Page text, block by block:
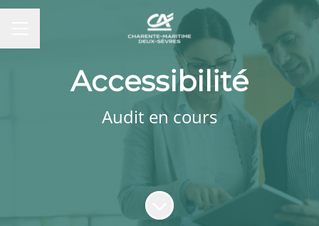
Accessibilité
Audit en cours
Faire défiler jusqu'au contenu